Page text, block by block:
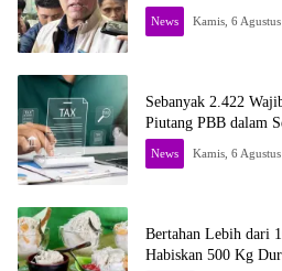
News Kamis, 6
Sebanyak 2.422
Piutang PBB dalam
News Kamis, 6
Bertahan Lebih dari
Habiskan 500 Kg